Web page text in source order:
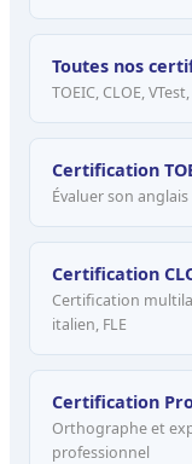
Toutes nos
TOEIC, CLOE,
Certification
Évaluer son
Certification
Certification
italien, FLE
Certification
Orthographe et
professionnel